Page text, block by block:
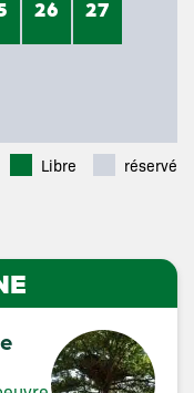
26
27
Libre réservé